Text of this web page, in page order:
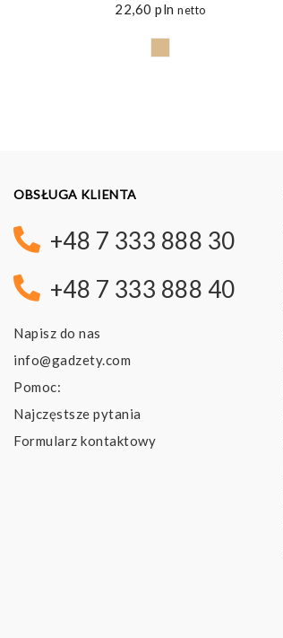
22,60pln netto
OBSŁUGA KLIENTA
+48 7 333 888 30
+48 7 333 888 40
Napisz do nas
info@gadzety.com
Pomoc:
Najczęstsze pytania
Formularz kontaktowy